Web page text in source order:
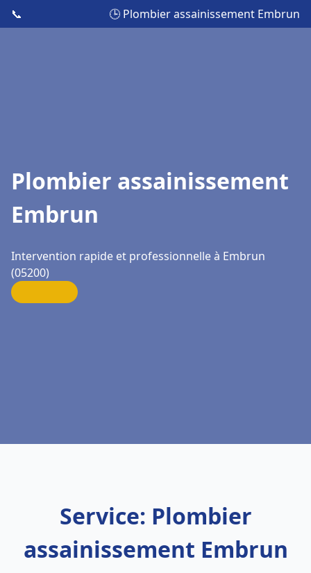
📞 🕒 Plombier assainissement Embrun
Plombier assainissement
Embrun
Intervention rapide et professionnelle à Embrun
(05200)
Service: Plombier
assainissement Embrun